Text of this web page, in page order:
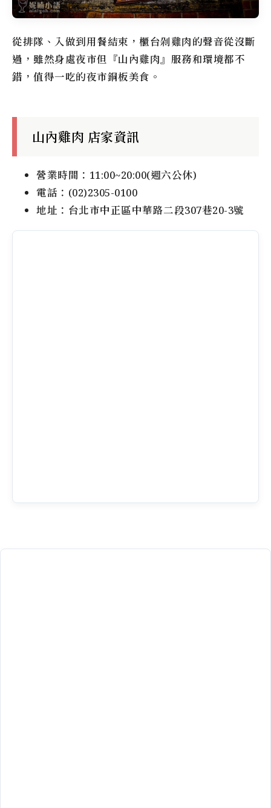
從排隊、入做到用餐結束，櫃台剁雞肉的聲音從沒斷
過，雖然身處夜市但『山內雞肉』服務和環境都不
錯，值得一吃的夜市銅板美食。
山內雞肉 店家資訊
營業時間：11:00~20:00(週六公休)
電話：(02)2305-0100
地址：台北市中正區中華路二段307巷20-3號